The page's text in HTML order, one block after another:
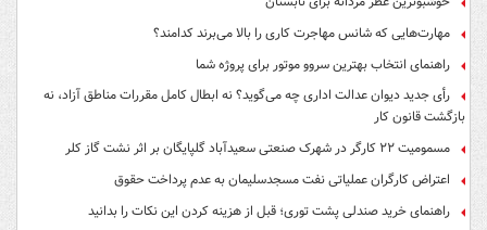
مهارت‌هایی که شانس مهاجرت کاری را بالا می‌برند کدامند؟
راهنمای انتخاب بهترین سروو موتور برای پروژه شما
رأی جدید دیوان عدالت اداری چه می‌گوید؟ نه ابطال کامل مقررات مناطق آزاد، نه
بازگشت قانون کار
مسمومیت ۲۲ کارگر در شهرک صنعتی سعیدآباد گلپایگان بر اثر نشت گاز کلر
اعتراض کارگران عملیاتی نفت مسجدسلیمان به عدم پرداخت حقوق
راهنمای خرید صندلی پشت توری؛ قبل از هزینه کردن این نکات را بدانید